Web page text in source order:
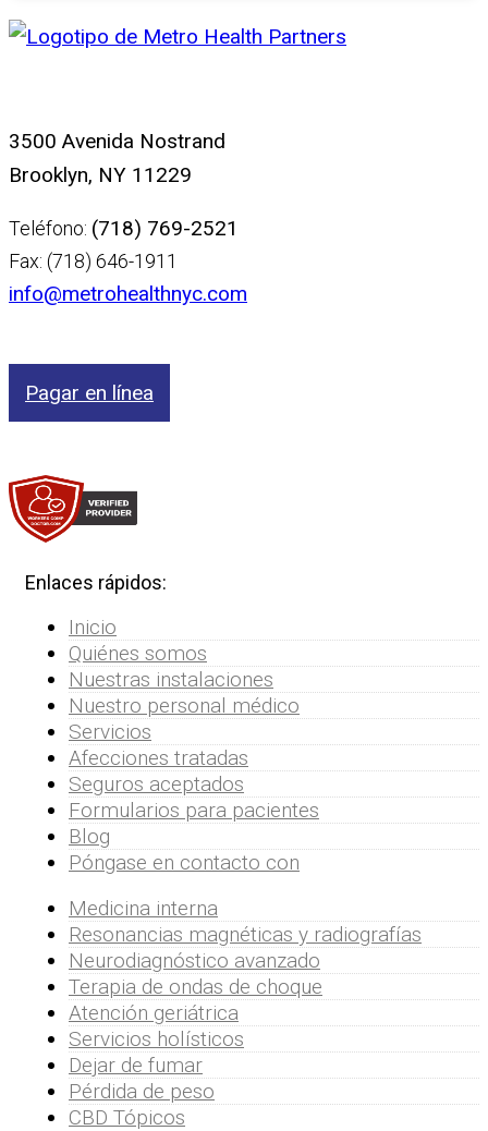
3500 Avenida Nostrand
Brooklyn, NY 11229
Teléfono: (718) 769-2521
Fax: (718) 646-1911
info@metrohealthnyc.com
Pagar en línea
Enlaces rápidos:
Inicio
Quiénes somos
Nuestras instalaciones
Nuestro personal médico
Servicios
Afecciones tratadas
Seguros aceptados
Formularios para pacientes
Blog
Póngase en contacto con
Medicina interna
Resonancias magnéticas y radiografías
Neurodiagnóstico avanzado
Terapia de ondas de choque
Atención geriátrica
Servicios holísticos
Dejar de fumar
Pérdida de peso
CBD Tópicos